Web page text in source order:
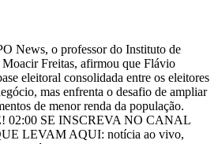
News, o professor do Instituto de
Freitas, afirmou que Flávio
eleitoral consolidada entre os eleitores
mas enfrenta o desafio de ampliar
de menor renda da população.
02:00 SE INSCREVA NO CANAL
LEVAM AQUI: notícia ao vivo,